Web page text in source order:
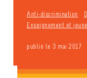
Anti-discrimination
Enseignement et
publié le 3 mai 2017